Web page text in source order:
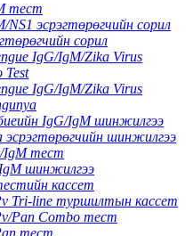
тест
NS1 эсрэгтөрөгчийн сорил
сорил
IgG/IgM/Zika Virus
Test
IgG/IgM/Zika Virus
IgG/IgM шинжилгээ
эсрэгтөрөгчийн шинжилгээ
IgM тест
шинжилгээ
кассет
Tri-line туршилтын кассет
Pan Combo тест